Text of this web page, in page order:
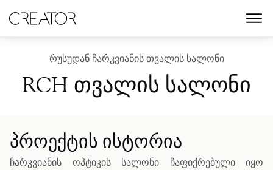
ᲠᲣᲡᲣᲓᲐᲜ ᲩᲐᲠᲙᲕᲘᲐᲜᲘᲡ ᲗᲕᲐᲚᲘᲡ ᲡᲐᲚᲝᲜᲘ
RCH თვალის სალონი
პროექტის ისტორია
ჩარკვიანის ოპტიკის სალონი ჩაფიქრებული იყო